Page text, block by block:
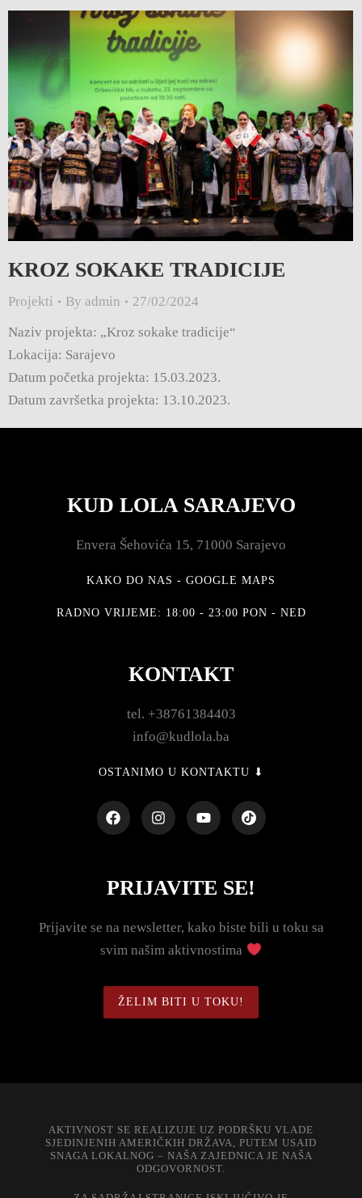
KROZ SOKAKE TRADICIJE
Projekti By admin
27/02/2024
Naziv projekta: „Kroz sokake tradicije“
Lokacija: Sarajevo
Datum početka projekta: 15.03.2023.
Datum završetka projekta: 13.10.2023.
KUD LOLA SARAJEVO
Envera Šehovića 15, 71000 Sarajevo
KAKO DO NAS - GOOGLE MAPS
RADNO VRIJEME: 18:00 - 23:00 PON - NED
KONTAKT
tel. +38761384403
info@kudlola.ba
OSTANIMO U KONTAKTU ⬇
PRIJAVITE SE!
Prijavite se na newsletter, kako biste bili u toku sa
svim našim aktivnostima
ŽELIM BITI U TOKU!
AKTIVNOST SE REALIZUJE UZ PODRŠKU VLADE
SJEDINJENIH AMERIČKIH DRŽAVA, PUTEM USAID
SNAGA LOKALNOG – NAŠA ZAJEDNICA JE NAŠA
ODGOVORNOST.